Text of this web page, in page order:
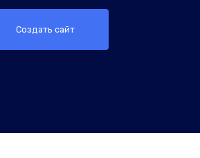
Создать сайт